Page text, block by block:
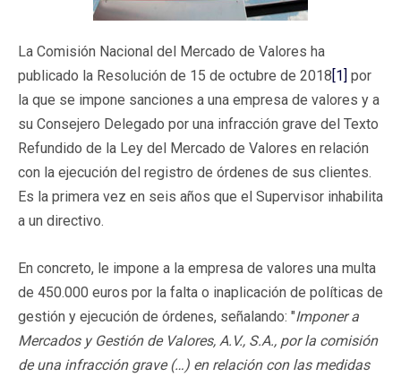
La Comisión Nacional del Mercado de Valores ha
publicado la Resolución de 15 de octubre de 2018[1] por
la que se impone sanciones a una empresa de valores y a
su Consejero Delegado por una infracción grave del Texto
Refundido de la Ley del Mercado de Valores en relación
con la ejecución del registro de órdenes de sus clientes.
Es la primera vez en seis años que el Supervisor inhabilita
a un directivo.
En concreto, le impone a la empresa de valores una multa
de 450.000 euros por la falta o inaplicación de políticas de
gestión y ejecución de órdenes, señalando: "Imponer a
Mercados y Gestión de Valores, A.V., S.A., por la comisión
de una infracción grave (…) en relación con las medidas